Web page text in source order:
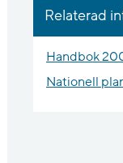
Relaterad
Handbok
Nationell